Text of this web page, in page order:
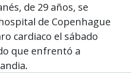
de 29 años, se
de Copenhague
cardiaco el sábado
que enfrentó a